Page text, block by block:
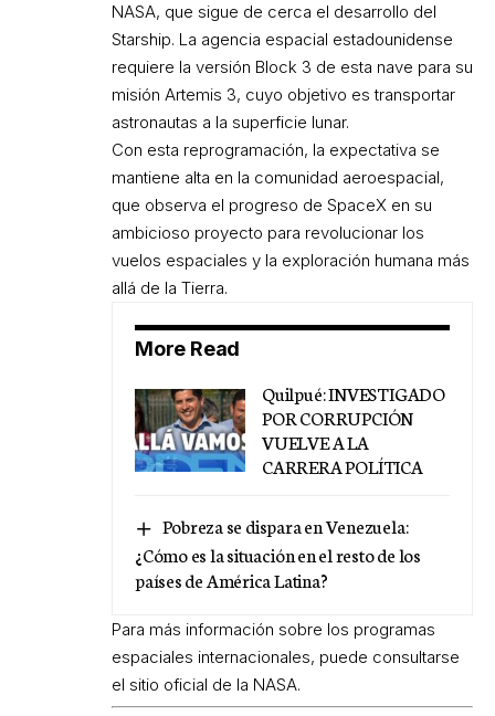
NASA, que sigue de cerca el desarrollo del
Starship. La agencia espacial estadounidense
requiere la versión Block 3 de esta nave para su
misión Artemis 3, cuyo objetivo es transportar
astronautas a la superficie lunar.
Con esta reprogramación, la expectativa se
mantiene alta en la comunidad aeroespacial,
que observa el progreso de SpaceX en su
ambicioso proyecto para revolucionar los
vuelos espaciales y la exploración humana más
allá de la Tierra.
More Read
Quilpué: INVESTIGADO
POR CORRUPCIÓN
VUELVE A LA
CARRERA POLÍTICA
Pobreza se dispara en Venezuela:
¿Cómo es la situación en el resto de los
países de América Latina?
Para más información sobre los programas
espaciales internacionales, puede consultarse
el sitio oficial de la NASA.